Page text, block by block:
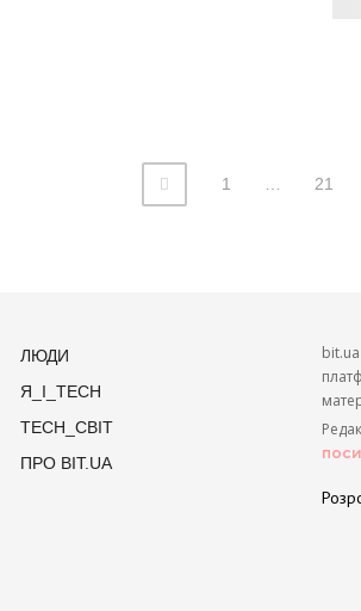
1 21
ЛЮДИ
Я_І_TECH
TECH_СВІТ
ПРО BIT.UA